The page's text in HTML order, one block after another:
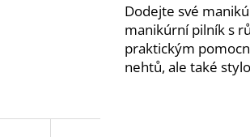
Dodejte své
manikúrní pilník s
praktickým
nehtů, ale také
NALEPOVACÍ UMĚLÉ NEHTY FM